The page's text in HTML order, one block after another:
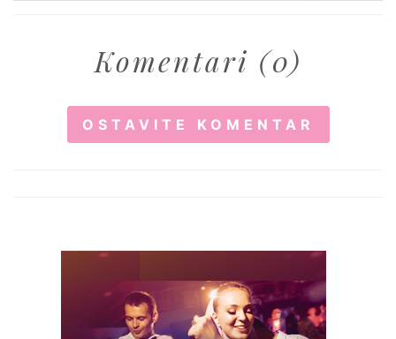
Komentari (0)
OSTAVITE KOMENTAR